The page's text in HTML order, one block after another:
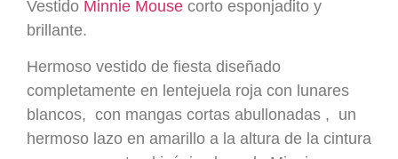
Vestido Minnie Mouse corto esponjadito y
brillante.
Hermoso vestido de fiesta diseñado
completamente en lentejuela roja con lunares
blancos, con mangas cortas abullonadas , un
hermoso lazo en amarillo a la altura de la cintura